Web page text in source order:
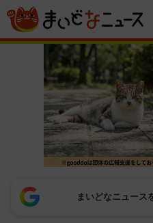
まいどなニュース